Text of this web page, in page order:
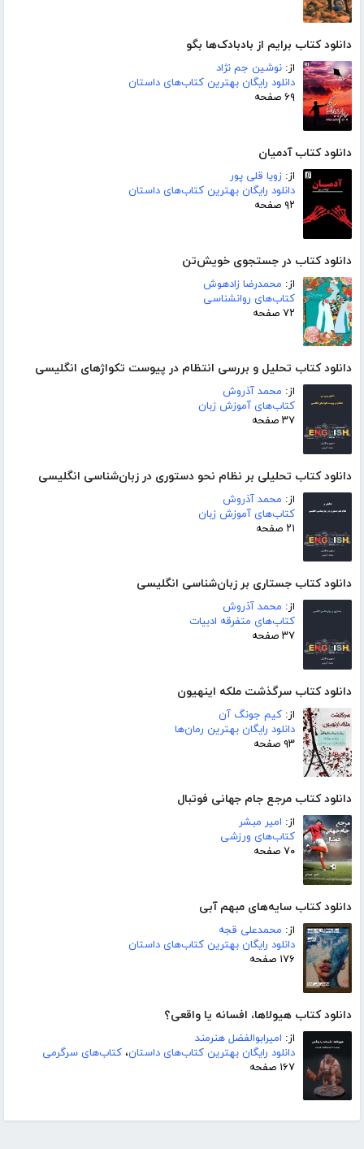
دانلود کتاب برایم از بادبادک‌ها بگو
از: نوشین جم نژاد
دانلود رایگان بهترین کتاب‌های داستان
۶۹ صفحه
دانلود کتاب آدمیان
از: زویا قلی پور
دانلود رایگان بهترین کتاب‌های داستان
۹۲ صفحه
دانلود کتاب در جستجوی خویش‌تن
از: محمدرضا زادهوش
کتاب‌های روانشناسی
۷۲ صفحه
دانلود کتاب تحلیل و بررسی انتظام در پیوست تکواژهای انگلیسی
از: محمد آذروش
کتاب‌های آموزش زبان
۳۷ صفحه
دانلود کتاب تحلیلی بر نظام نحو دستوری در زبان‌شناسی انگلیسی
از: محمد آذروش
کتاب‌های آموزش زبان
۲۱ صفحه
دانلود کتاب جستاری بر زبان‌شناسی انگلیسی
از: محمد آذروش
کتاب‌های متفرقه ادبیات
۳۷ صفحه
دانلود کتاب سرگذشت ملکه اینهیون
از: کیم جونگ آن
دانلود رایگان بهترین رمان‌ها
۹۳ صفحه
دانلود کتاب مرجع جام جهانی فوتبال
از: امیر مبشر
کتاب‌های ورزشی
۷۰ صفحه
دانلود کتاب سایه‌های مبهم آبی
از: محمدعلی قجه
دانلود رایگان بهترین کتاب‌های داستان
۱۷۶ صفحه
دانلود کتاب هیولاها، افسانه یا واقعی؟
از: امیرابوالفضل هنرمند
دانلود رایگان بهترین کتاب‌های داستان، کتاب‌های سرگرمی
۱۶۷ صفحه